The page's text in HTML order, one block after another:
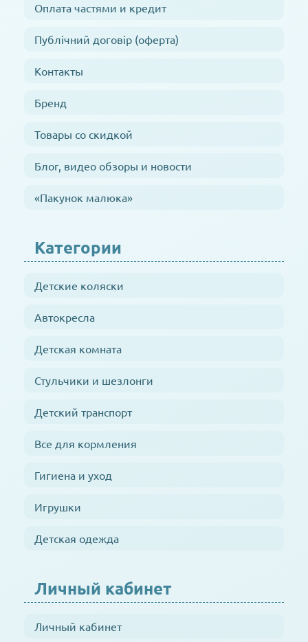
Оплата частями и кредит
Публічний договір (оферта)
Контакты
Бренд
Товары со скидкой
Блог, видео обзоры и новости
«Пакунок малюка»
Категории
Детские коляски
Автокресла
Детская комната
Стульчики и шезлонги
Детский транспорт
Все для кормления
Гигиена и уход
Игрушки
Детская одежда
Личный кабинет
Личный кабинет